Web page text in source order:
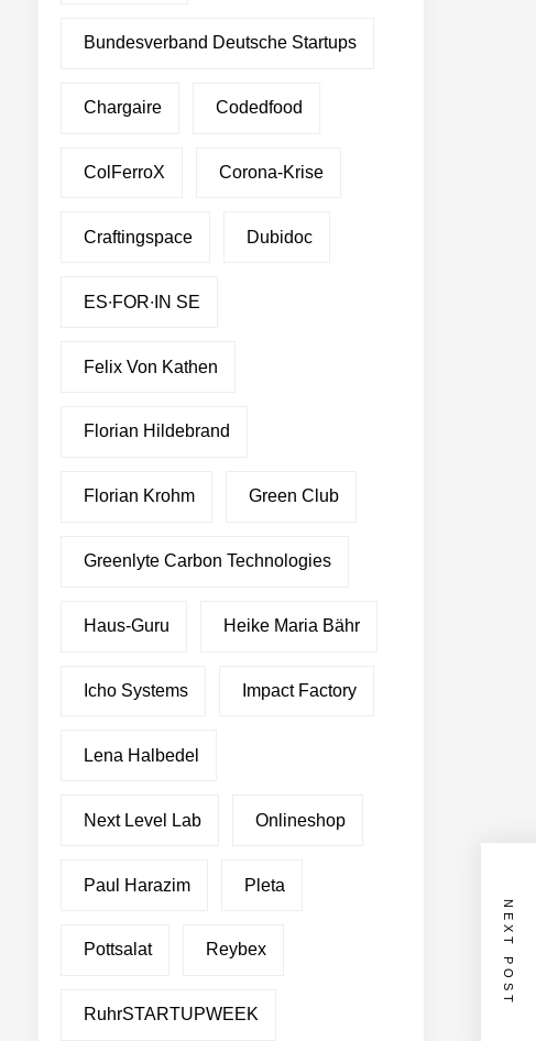
NEXT POST
Bundesverband Deutsche Startups
Chargaire Codedfood
ColFerroX Corona-Krise
Craftingspace Dubidoc
ES∙FOR∙IN SE
Felix Von Kathen
Florian Hildebrand
Florian Krohm Green Club
Greenlyte Carbon Technologies
Haus-Guru Heike Maria Bähr
Icho Systems Impact Factory
Lena Halbedel
Next Level Lab Onlineshop
Paul Harazim Pleta
Pottsalat Reybex
RuhrSTARTUPWEEK